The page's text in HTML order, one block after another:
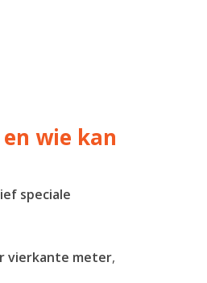
wie kan
speciale
vierkante meter,